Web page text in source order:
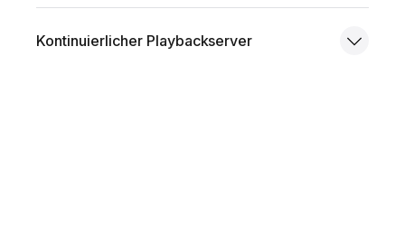
Kontinuierlicher Playbackserver